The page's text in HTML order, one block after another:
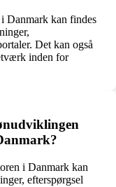
Danmark kan findes
Det kan også
inden for
i Danmark kan
efterspørgsel